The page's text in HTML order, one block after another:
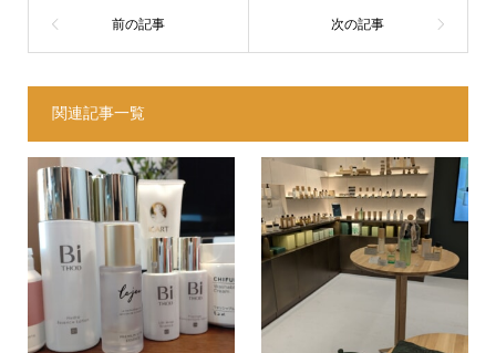
関連記事一覧